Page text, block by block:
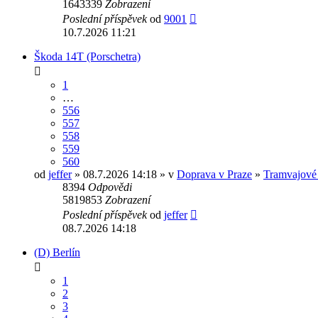
1643339 Zobrazení
Poslední příspěvekod 9001
10.7.2026 11:21
Škoda 14T (Porschetra)
1
…
556
557
558
559
560
od jeffer» 08.7.2026 14:18 » v Doprava v Praze »
8394 Odpovědi
5819853 Zobrazení
Poslední příspěvekod jeffer
08.7.2026 14:18
(D) Berlín
1
2
3